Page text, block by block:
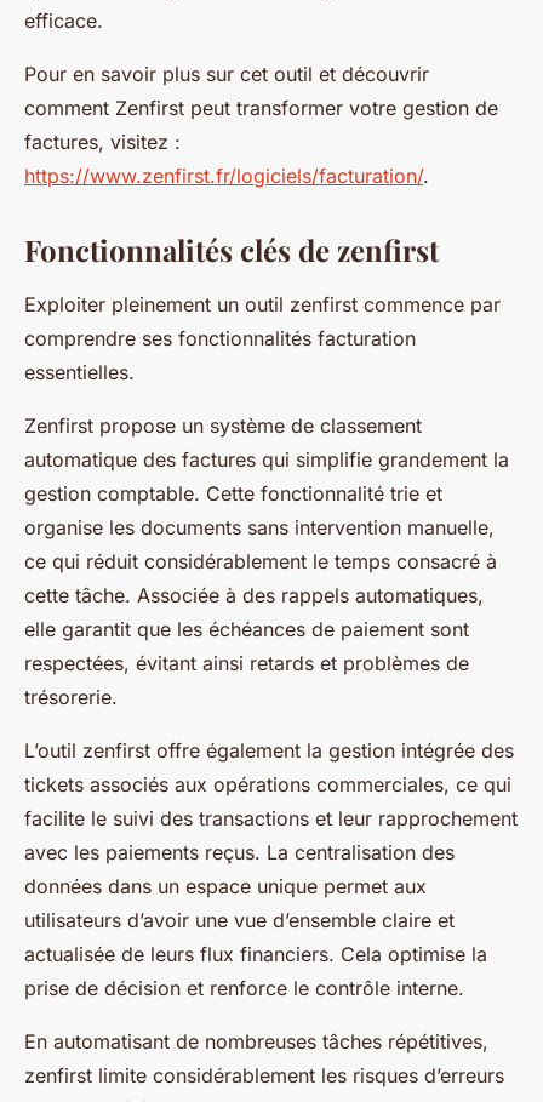
efficace.
Pour en savoir plus sur cet outil et découvrir
comment Zenfirst peut transformer votre gestion de
factures, visitez :
https://www.zenfirst.fr/logiciels/facturation/.
Fonctionnalités clés de zenfirst
Exploiter pleinement un outil zenfirst commence par
comprendre ses fonctionnalités facturation
essentielles.
Zenfirst propose un système de classement
automatique des factures qui simplifie grandement la
gestion comptable. Cette fonctionnalité trie et
organise les documents sans intervention manuelle,
ce qui réduit considérablement le temps consacré à
cette tâche. Associée à des rappels automatiques,
elle garantit que les échéances de paiement sont
respectées, évitant ainsi retards et problèmes de
trésorerie.
L’outil zenfirst offre également la gestion intégrée des
tickets associés aux opérations commerciales, ce qui
facilite le suivi des transactions et leur rapprochement
avec les paiements reçus. La centralisation des
données dans un espace unique permet aux
utilisateurs d’avoir une vue d’ensemble claire et
actualisée de leurs flux financiers. Cela optimise la
prise de décision et renforce le contrôle interne.
En automatisant de nombreuses tâches répétitives,
zenfirst limite considérablement les risques d’erreurs